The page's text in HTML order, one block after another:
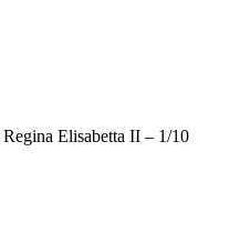
Elisabetta II – 1/10